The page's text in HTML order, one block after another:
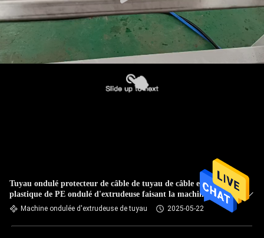
Tuyau ondulé protecteur de câble de tuyau de câble en
plastique de PE ondulé d'extrudeuse faisant la machine
Machine ondulée d'extrudeuse de tuyau 2025-05-22